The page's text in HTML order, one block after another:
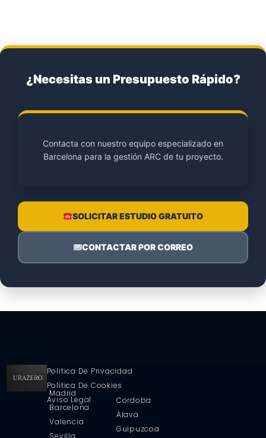
¿Necesitas un Presupuesto Rápido?
Contacta con nuestro equipo especializado en
Barcelona para la gestión ARC de tu proyecto.
SOLICITAR ESTUDIO GRATUITO
CONTACTAR POR CORREO
Politica De Privacidad
Politica De Cookies
Aviso Legal
Madrid
Barcelona
Valencia
Cordoba
Alava
Guipuzcoa